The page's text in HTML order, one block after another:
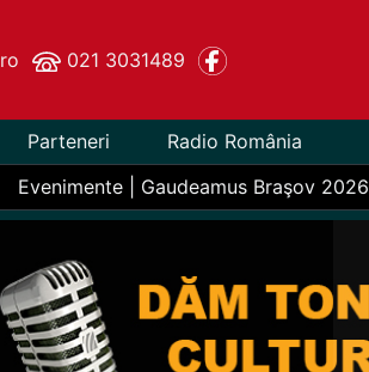
021 3031489
Parteneri
Radio România
Evenimente | Gaudeamus Braşov 2026